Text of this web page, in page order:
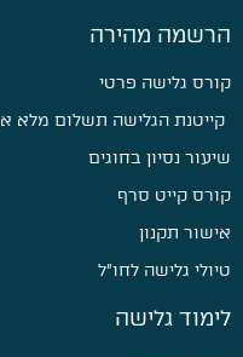
הרשמה מהירה
קורס גלישה פרטי
קייטנת הגלישה תשלום מלא
שיעור נסיון בחוגים
קורס קייט סרף
אישור תקנון
טיולי גלישה לחו״ל
לימוד גלישה